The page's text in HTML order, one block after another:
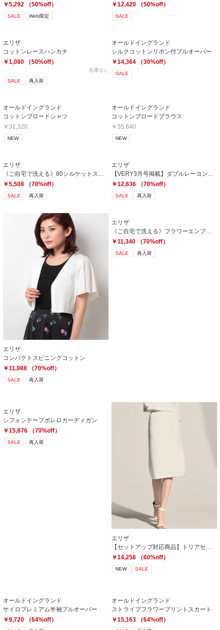
￥5,292 （50%off）
SALE Web限定
￥12,420 （50%off）
SALE
エリザ
コットンレースハンカチ
￥1,080 （50%off）
在庫なし
SALE 再入荷
オールドイングランド
シルクコットンリボン付プルオーバー
￥14,364 （30%off）
SALE
オールドイングランド
コットンブロードシャツ
￥31,320
NEW
オールドイングランド
コットンブロードブラウス
￥35,640
NEW
エリザ
￥5,508 （70%off）
SALE 再入荷
エリザ
￥12,636 （70%off）
SALE 再入荷
エリザ
コンパクトスピニングコットン
￥11,988 （70%off）
SALE 再入荷
エリザ
《ご自宅で洗える》フラワーエンブロイダリープルオーバー
￥11,340 （70%off）
SALE 再入荷
エリザ
シフォンテープボレロカーディガン
￥15,876 （70%off）
SALE 再入荷
エリザ
￥14,256 （60%off）
NEW SALE
オールドイングランド
サイロプレミアム半袖プルオーバー
￥9,720 （64%off）
オールドイングランド
ストライプフラワープリントスカート
￥15,163 （64%off）